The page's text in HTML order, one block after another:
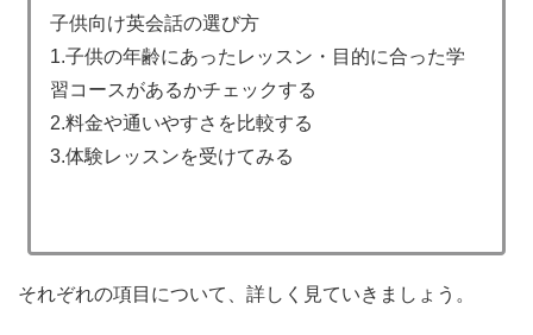
子供向け英会話の選び方
1.子供の年齢にあったレッスン・目的に合った学
習コースがあるかチェックする
2.料金や通いやすさを比較する
3.体験レッスンを受けてみる
それぞれの項目について、詳しく見ていきましょう。